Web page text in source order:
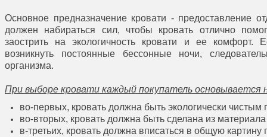
Основное предназначение кровати - предоставление
должен набираться сил, чтобы кровать отлично
заострить на экологичность кровати и ее комфорт.
возникнуть постоянные бессонные ночи,
организма.
При выборе кровати каждый покупатель
во-первых, кровать должна быть экологически чистым
во-вторых, кровать должна быть сделана из
в-третьих, кровать должна вписаться в общую